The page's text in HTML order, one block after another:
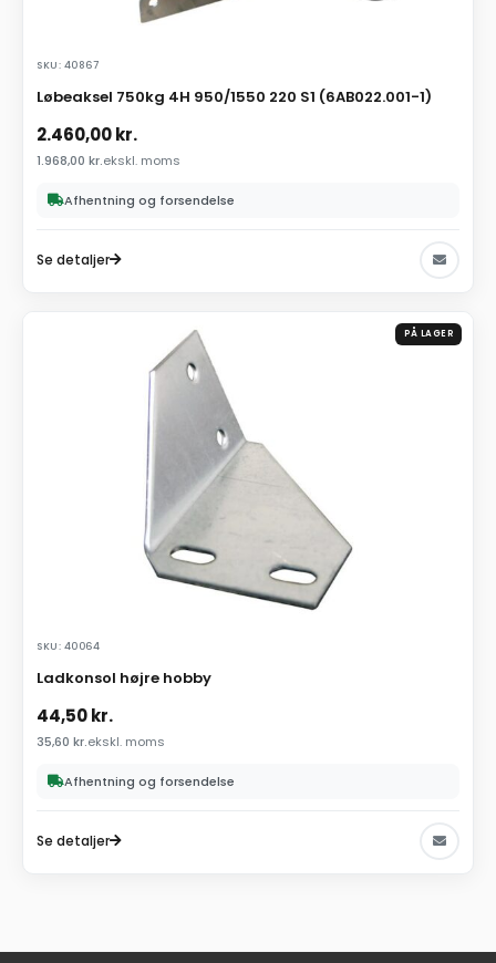
SKU: 40867
Løbeaksel 750kg 4H 950/1550 220 S1 (6AB022.001-1)
2.460,00kr.
1.968,00 kr.ekskl. moms
Afhentning og forsendelse
Se detaljer
PÅ LAGER
SKU: 40064
Ladkonsol højre hobby
44,50kr.
35,60 kr.ekskl. moms
Afhentning og forsendelse
Se detaljer